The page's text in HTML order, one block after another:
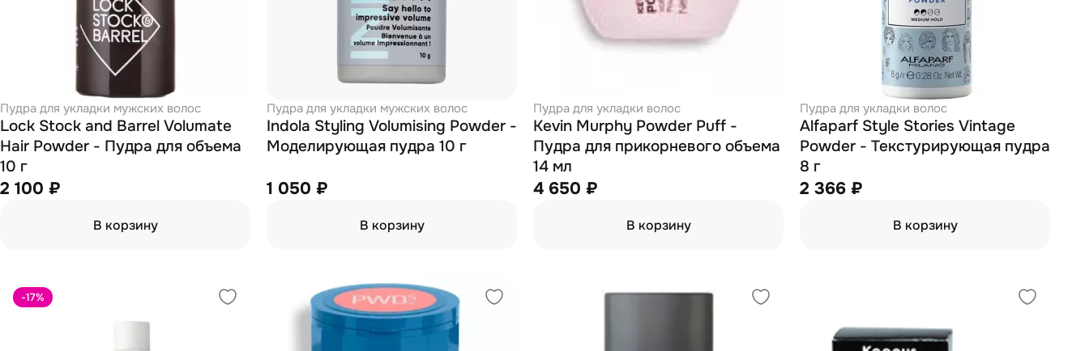
Пудра для укладки мужских волос
Lock Stock and Barrel Volumate
Hair Powder - Пудра для объема
10 г
2 100 ₽
В корзину
Пудра для укладки мужских волос
Indola Styling Volumising Powder -
Моделирующая пудра 10 г
1 050 ₽
В корзину
Пудра для укладки волос
Kevin Murphy Powder Puff -
Пудра для прикорневого объема
14 мл
4 650 ₽
В корзину
Пудра для укладки волос
Alfaparf Style Stories Vintage
Powder - Текстурирующая пудра
8 г
2 366 ₽
В корзину
-17%